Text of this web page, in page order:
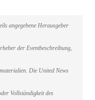
angegebene Herausgeber
der Eventbeschreibung,
Die United News
Vollständigkeit des